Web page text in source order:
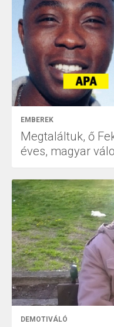
EMBEREK
Megtaláltuk, ő
éves, magyar
DEMOTIVÁLÓ